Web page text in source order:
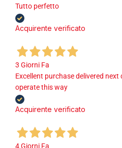
Tutto perfetto
Acquirente verificato
3 Giorni Fa
Excellent purchase delivered
operate this way
Acquirente verificato
4 Giorni Fa